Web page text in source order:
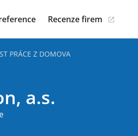
Recenze firem
PRÁCE Z DOMOVA
a.s.